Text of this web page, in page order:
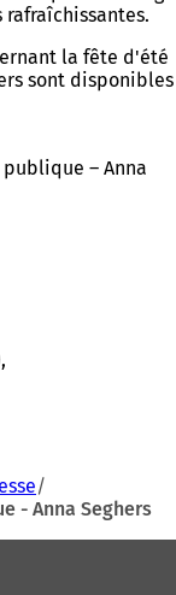
rafraîchissantes.
la fête d'été
sont disponibles
– Anna
- Anna Seghers